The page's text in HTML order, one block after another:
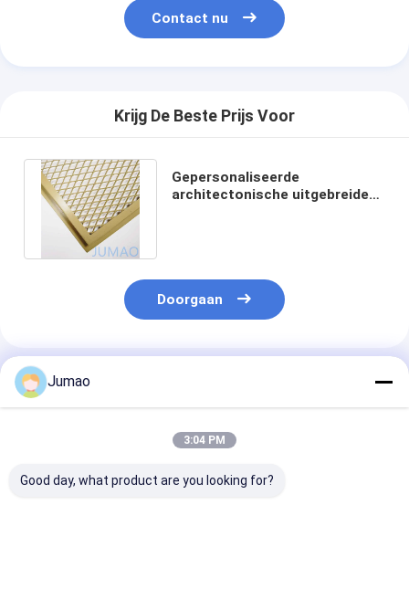
Contact nu
Krijg De Beste Prijs Voor
Gepersonaliseerde
architectonische uitgebreide
Doorgaan
Geadviseerde Producten
Jumao
3:04 PM
Good day, what product are you looking for?